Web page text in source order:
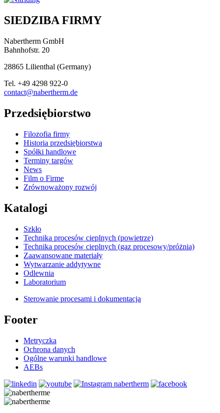
SIEDZIBA FIRMY
Nabertherm GmbH
Bahnhofstr. 20
28865 Lilienthal (Germany)
Tel. +49 4298 922-0
contact@nabertherm.de
Przedsiębiorstwo
Filozofia firmy
Historia przedsiębiorstwa
Spółki handlowe
Terminy targów
News
Film o Firme
Zrównoważony rozwój
Katalogi
Szkło
Technika procesów cieplnych (powietrze)
Technika procesów cieplnych (gaz procesowy/próżnia)
Zaawansowane materiały
Wytwarzanie addytywne
Odlewnia
Laboratorium
Sterowanie procesami i dokumentacja
Footer
Metryczka
Ochrona danych
Ogólne warunki handlowe
AEBs